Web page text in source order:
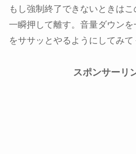
もし強制終了できないときは
一瞬押して離す。音量ダウンを
をササッとやるようにしてみて
スポンサーリ